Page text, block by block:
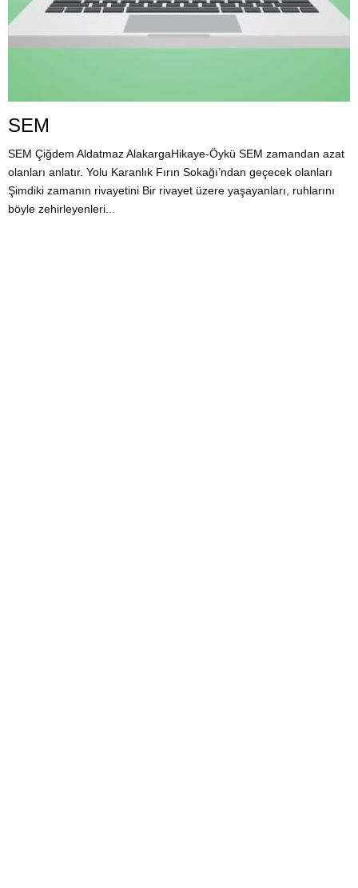
SEM
SEM Çiğdem Aldatmaz AlakargaHikaye-Öykü SEM zamandan azat
olanları anlatır. Yolu Karanlık Fırın Sokağı’ndan geçecek olanları
Şimdiki zamanın rivayetini Bir rivayet üzere yaşayanları, ruhlarını
böyle zehirleyenleri...